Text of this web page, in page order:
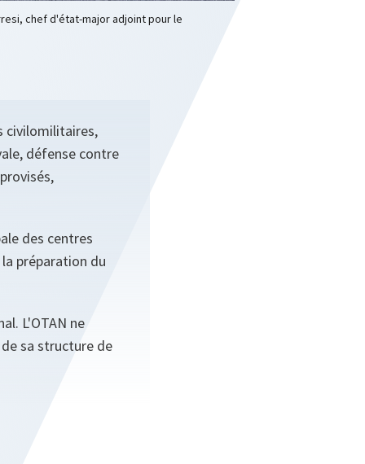
chef d'état-major adjoint pour le
civilo­militaires,
défense contre
des centres
préparation du
L'OTAN ne
sa structure de